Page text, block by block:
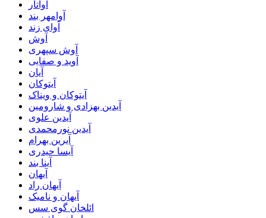
آواتار
آوامهر بند
آوای زند
آوش
آوش سپهری
آوید و صفایی
آیان
آیتوکان
آیتوکان و ویناک
آیدین بهزادی و شارومین
آیدین علوی
آیدین نورمحمدی
آیرین بهرام
آیسا حیدری
آینا بند
آیهان
آیهان راد
آیهان و نامیک
ائلخان گوی سس